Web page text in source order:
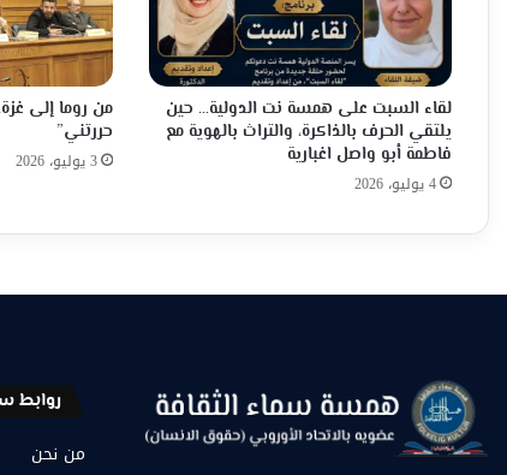
لقاء السبت على همسة نت الدولية… حين
يلتقي الحرف بالذاكرة، والتراث بالهوية مع
فاطمة أبو واصل اغبارية
4 يوليو، 2026
من روما إلى
حررتني”
3 يوليو، 2026
روابط
من نحن